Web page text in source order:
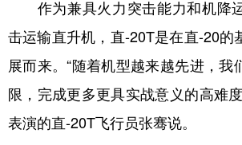
辽宁 吉林 上海
浙江 安徽 福建
山东 河南
作为兼具火力突击能力和机降
击运输直升机，直-20T是在直-20的
展而来。“随着机型越来越先进，我
限，完成更多更具实战意义的高难
表演的直-20T飞行员张骞说。